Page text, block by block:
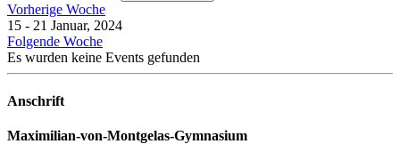
Vorherige Woche
15 - 21 Januar, 2024
Folgende Woche
Es wurden keine Events gefunden
Anschrift
Maximilian-von-Montgelas-Gymnasium